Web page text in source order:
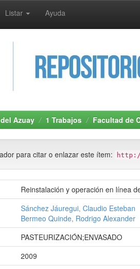
Listar Ayuda
Azuay 1 Trabajos Facultad de
para citar o enlazar este ítem:
Reinstalación y operación en línea
Sánchez Jáuregui, Claudio Esteban
Bermeo Quinde, Rodrigo Alexander
PASTEURIZACIÓN;ENVASADO
2009